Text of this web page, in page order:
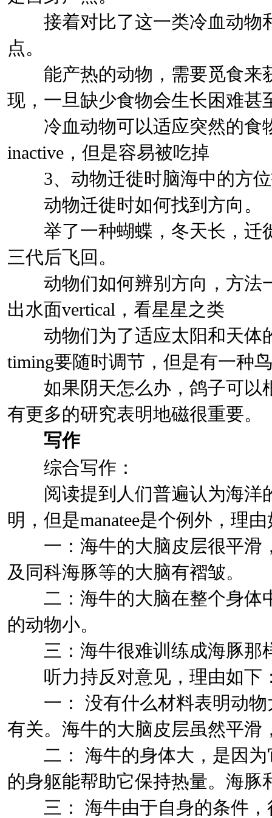
接着对比了这一类冷血动物
点。
能产热的动物，需要觅食来
现，一旦缺少食物会生长困难甚
冷血动物可以适应突然的食
inactive，但是容易被吃掉
3、动物迁徙时脑海中的方
动物迁徙时如何找到方向。
举了一种蝴蝶，冬天长，迁
三代后飞回。
动物们如何辨别方向，方法
出水面vertical，看星星之类
动物们为了适应太阳和天体的
timing要随时调节，但是有一种
如果阴天怎么办，鸽子可以
有更多的研究表明地磁很重要。
写作
综合写作：
阅读提到人们普遍认为海洋
明，但是manatee是个例外，理
一：海牛的大脑皮层很平滑
及同科海豚等的大脑有褶皱。
二：海牛的大脑在整个身体
的动物小。
三：海牛很难训练成海豚那
听力持反对意见，理由如下
一： 没有什么材料表明动物
有关。海牛的大脑皮层虽然平滑
二： 海牛的身体大，是因为
的身躯能帮助它保持热量。海豚
三： 海牛由于自身的条件，